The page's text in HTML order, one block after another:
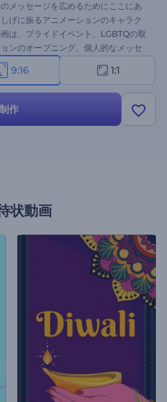
メッセージを広めるためにここにあ
げに振るアニメーションのキャラク
は、プライドイベント、LGBTQの取
ンのオープニング、個人的なメッセ
し、ロゴをアップロードし、私たち
択します。今すぐ作成して、ポジテ
9:16 1:1
作
状動画